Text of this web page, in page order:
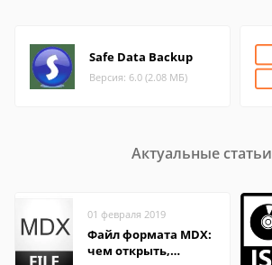
Safe Data Backup
Версия: 6.0 (2.08 МБ)
Актуальные статьи
01 февраля 2019
Файл формата MDX:
чем открыть,